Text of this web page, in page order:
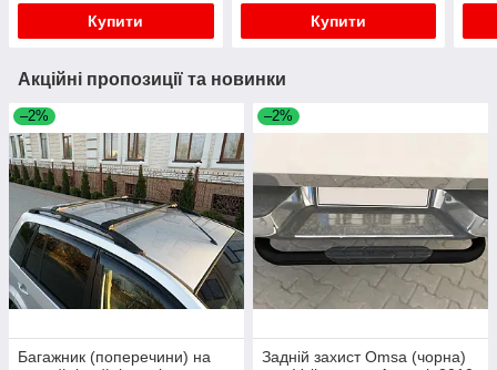
Купити Купити
Акційні пропозиції та новинки
–2%
Багажник (поперечини) на
–2%
Задній захист Omsa (чорна)